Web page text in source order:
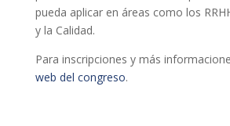
pueda aplicar en áreas como los
y la Calidad.
Para inscripciones y más
web del congreso.